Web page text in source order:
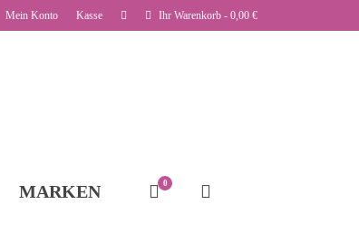
Mein Konto Kasse Ihr Warenkorb - 0,00 €
MARKEN 0